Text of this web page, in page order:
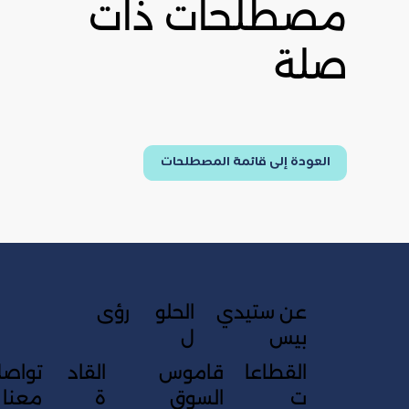
مصطلحات ذات
صلة
العودة إلى قائمة المصطلحات
رؤى
الحلو
ل
عن ستيدي
بيس
معنا
القاد
ة
قاموس
السوق
القطاعا
ت